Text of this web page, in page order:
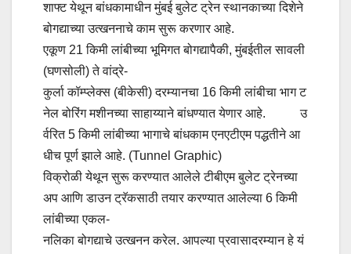
शाफ्ट येथून बांधकामाधीन मुंबई बुलेट ट्रेन स्थानकाच्या दिशेने
बोगद्याच्या उत्खननाचे काम सुरू करणार आहे.
एकूण 21 किमी लांबीच्या भूमिगत बोगद्यापैकी, मुंबईतील सावली
(घणसोली) ते वांद्रे-
कुर्ला कॉम्प्लेक्स (बीकेसी) दरम्यानचा 16 किमी लांबीचा भाग ट
नेल बोरिंग मशीनच्या साहाय्याने बांधण्यात येणार आहे. उ
र्वरित 5 किमी लांबीच्या भागाचे बांधकाम एनएटीएम पद्धतीने आ
धीच पूर्ण झाले आहे. (Tunnel Graphic)
विक्रोळी येथून सुरू करण्यात आलेले टीबीएम बुलेट ट्रेनच्या
अप आणि डाउन ट्रॅकसाठी तयार करण्यात आलेल्या 6 किमी
लांबीच्या एकल-
नलिका बोगद्याचे उत्खनन करेल. आपल्या प्रवासादरम्यान हे यं